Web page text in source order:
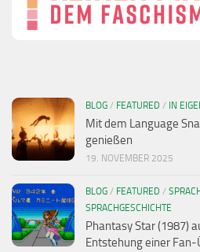
BLOG / FEATURED / IN
Mit dem Language
genießen
19. NOVEMBER 2025
BLOG / FEATURED /
SPRACHGESCHICHTE
Phantasy Star (1987)
Entstehung einer